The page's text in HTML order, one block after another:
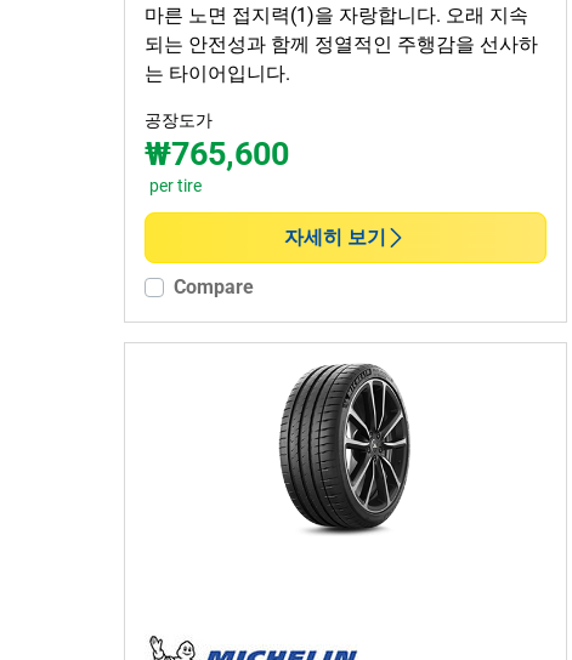
SUV (0)
소형 화물차 van (0)
런플랫 타이어일 경우, 선택하세
요
런플랫 (0)
논런 플랫 (10)
마른 노면 접지력(1)을 자랑합니다. 오래 지속
되는 안전성과 함께 정열적인 주행감을 선사하
는 타이어입니다.
공장도가
₩765,600
per tire
자세히 보기
Compare